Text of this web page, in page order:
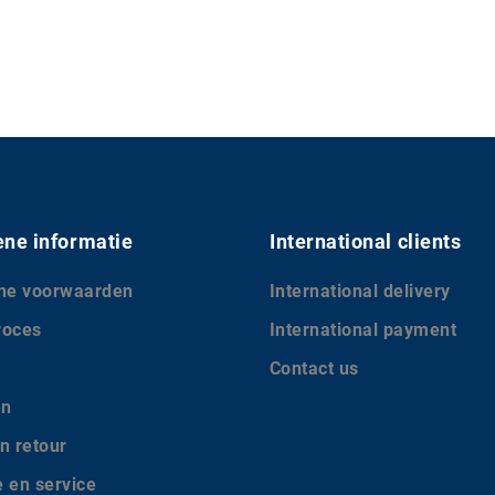
informatie
voorwaarden
retour
en service
International clients
International delivery
International payment
Contact us